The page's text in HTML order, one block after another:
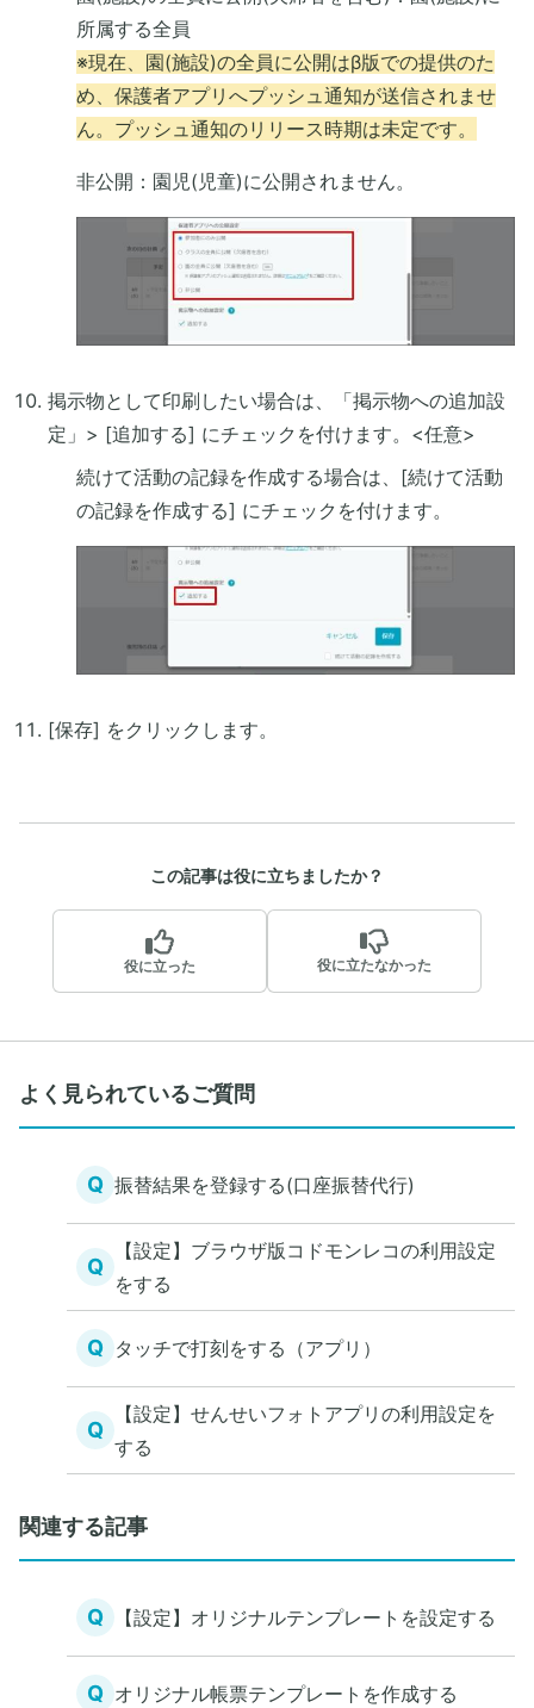
所属する全員
※現在、園(施設)の全員に公開はβ版での提供のた
め、保護者アプリへプッシュ通知が送信されませ
ん。プッシュ通知のリリース時期は未定です。
非公開：園児(児童)に公開されません。
掲示物として印刷したい場合は、「掲示物への追加設
定」> [追加する] にチェックを付けます。<任意>
続けて活動の記録を作成する場合は、[続けて活動
の記録を作成する] にチェックを付けます。
[保存] をクリックします。
この記事は役に立ちましたか？
役に立った 役に立たなかった
よく見られているご質問
Q 振替結果を登録する(口座振替代行)
Q
【設定】ブラウザ版コドモンレコの利用設定
をする
Q タッチで打刻をする（アプリ）
Q
【設定】せんせいフォトアプリの利用設定を
する
関連する記事
Q 【設定】オリジナルテンプレートを設定する
Q オリジナル帳票テンプレートを作成する